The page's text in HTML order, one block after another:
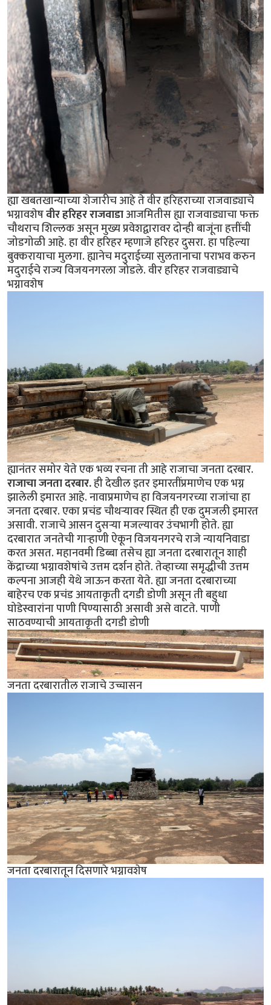
ह्या खबतखान्याच्या शेजारीच आहे ते वीर हरिहराच्या राजवाड्याचे
भग्नावशेषवीर हरिहर राजवाडाआजमितीस ह्या राजवाड्याचा फक्त
चौथराच शिल्लक असून मुख्य प्रवेशद्वारावर दोन्ही बाजूंना हत्तींची
जोडगोळी आहे. हा वीर हरिहर म्हणाजे हरिहर दुसरा. हा पहिल्या
बुक्करायाचा मुलगा. ह्यानेच मदुराईच्या सुलतानाचा पराभव करुन
मदुराईचे राज्य विजयनगरला जोडले. वीर हरिहर राजवाड्याचे
भग्नावशेष
ह्यानंतर समोर येते एक भव्य रचना ती आहे राजाचा जनता दरबार.
राजाचा जनता दरबार.ही देखील इतर इमारतींप्रमाणेच एक भग्न
झालेली इमारत आहे. नावाप्रमाणेच हा विजयनगरच्या राजांचा हा
जनता दरबार. एका प्रचंड चौथर्‍यावर स्थित ही एक दुमजली इमारत
असावी. राजाचे आसन दुसर्‍या मजल्यावर उंचभागी होते. ह्या
दरबारात जनतेची गार्‍हाणी ऐकून विजयनगरचे राजे न्यायनिवाडा
करत असत. महानवमी डिब्बा तसेच ह्या जनता दरबारातून शाही
केंद्राच्या भग्नावशेषांचे उत्तम दर्शन होते. तेव्हाच्या समृद्धीची उत्तम
कल्पना आजही येथे जाऊन करता येते. ह्या जनता दरबाराच्या
बाहेरच एक प्रचंड आयताकृती दगडी डोणी असून ती बहुधा
घोडेस्वारांना पाणी पिण्यासाठी असावी असे वाटते. पाणी
साठवण्याची आयताकृती दगडी डोणी
जनता दरबारातील राजाचे उच्चासन
जनता दरबारातून दिसणारे भग्नावशेष